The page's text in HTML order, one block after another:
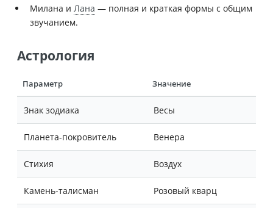
Милана и Лана — полная и краткая формы с общим
звучанием.
Астрология
Параметр Значение
Знак зодиака Весы
Планета-покровитель Венера
Стихия Воздух
Камень-талисман Розовый кварц